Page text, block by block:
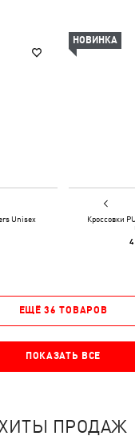
Unisex
НОВИНКА
Кроссовки
4
ЕЩЁ 36 ТОВАРОВ
ПОКАЗАТЬ ВСЕ
ПРОДАЖ